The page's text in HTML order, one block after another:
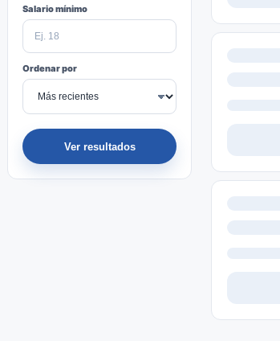
Salario mínimo
Ordenar por
Ver resultados